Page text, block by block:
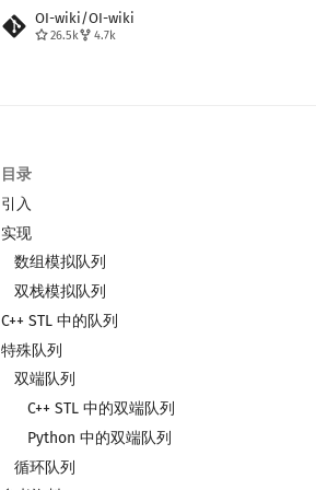
OI-wiki/OI-wiki
26.5k 4.7k
目录
引入
实现
数组模拟队列
双栈模拟队列
C++ STL 中的队列
特殊队列
双端队列
C++ STL 中的双端队列
Python 中的双端队列
循环队列